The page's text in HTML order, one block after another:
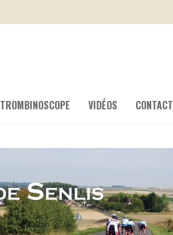
TROMBINOSCOPE VIDÉOS CONTACT